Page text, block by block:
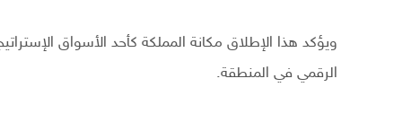
ويؤكد هذا الإطلاق مكانة المملكة كأحد الأسواق
الرقمي في المنطقة.